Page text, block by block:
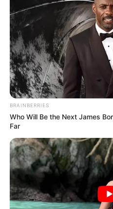
NT Επιμέλεια
Συντακτική Ομάδα
Δημοσίευση
11/01/2026, 09:15 · 9:15 ΠΜ
Τελευταία ενημέρωση
11/01/2026, 09:15 · 9:15 ΠΜ
Ελλάδα
Κοινοποίησε άρθρο
Προσθήκη το newstok.gr
Ανακαλύψτε περισσότερα
BRAINBERRIES
Who Will Be the Next James
Far